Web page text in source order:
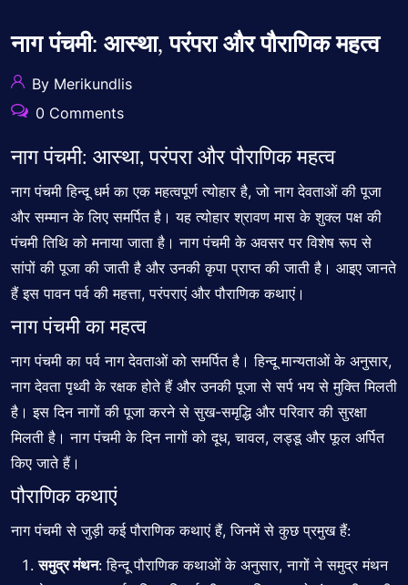
नाग पंचमी: आस्था, परंपरा और पौराणिक महत्व
By Merikundlis
0 Comments
नाग पंचमी: आस्था, परंपरा और पौराणिक महत्व
नाग पंचमी हिन्दू धर्म का एक महत्वपूर्ण त्योहार है, जो नाग देवताओं की पूजा
और सम्मान के लिए समर्पित है। यह त्योहार श्रावण मास के शुक्ल पक्ष की
पंचमी तिथि को मनाया जाता है। नाग पंचमी के अवसर पर विशेष रूप से
सांपों की पूजा की जाती है और उनकी कृपा प्राप्त की जाती है। आइए जानते
हैं इस पावन पर्व की महत्ता,परंपराएं और पौराणिक कथाएं।
नाग पंचमी का महत्व
नाग पंचमी का पर्व नाग देवताओं को समर्पित है। हिन्दू मान्यताओं के अनुसार,
नाग देवता पृथ्वी के रक्षक होते हैं और उनकी पूजा से सर्प भय से मुक्ति मिलती
है। इस दिन नागों की पूजा करने से सुख-समृद्धि और परिवार की सुरक्षा
मिलती है। नाग पंचमी के दिन नागों को दूध, चावल, लड्डू और फूल अर्पित
किए जाते हैं।
पौराणिक कथाएं
नाग पंचमी से जुड़ी कई पौराणिक कथाएं हैं, जिनमें से कुछ प्रमुख हैं:
समुद्र मंथन: हिन्दू पौराणिक कथाओं के अनुसार, नागों ने समुद्र मंथन